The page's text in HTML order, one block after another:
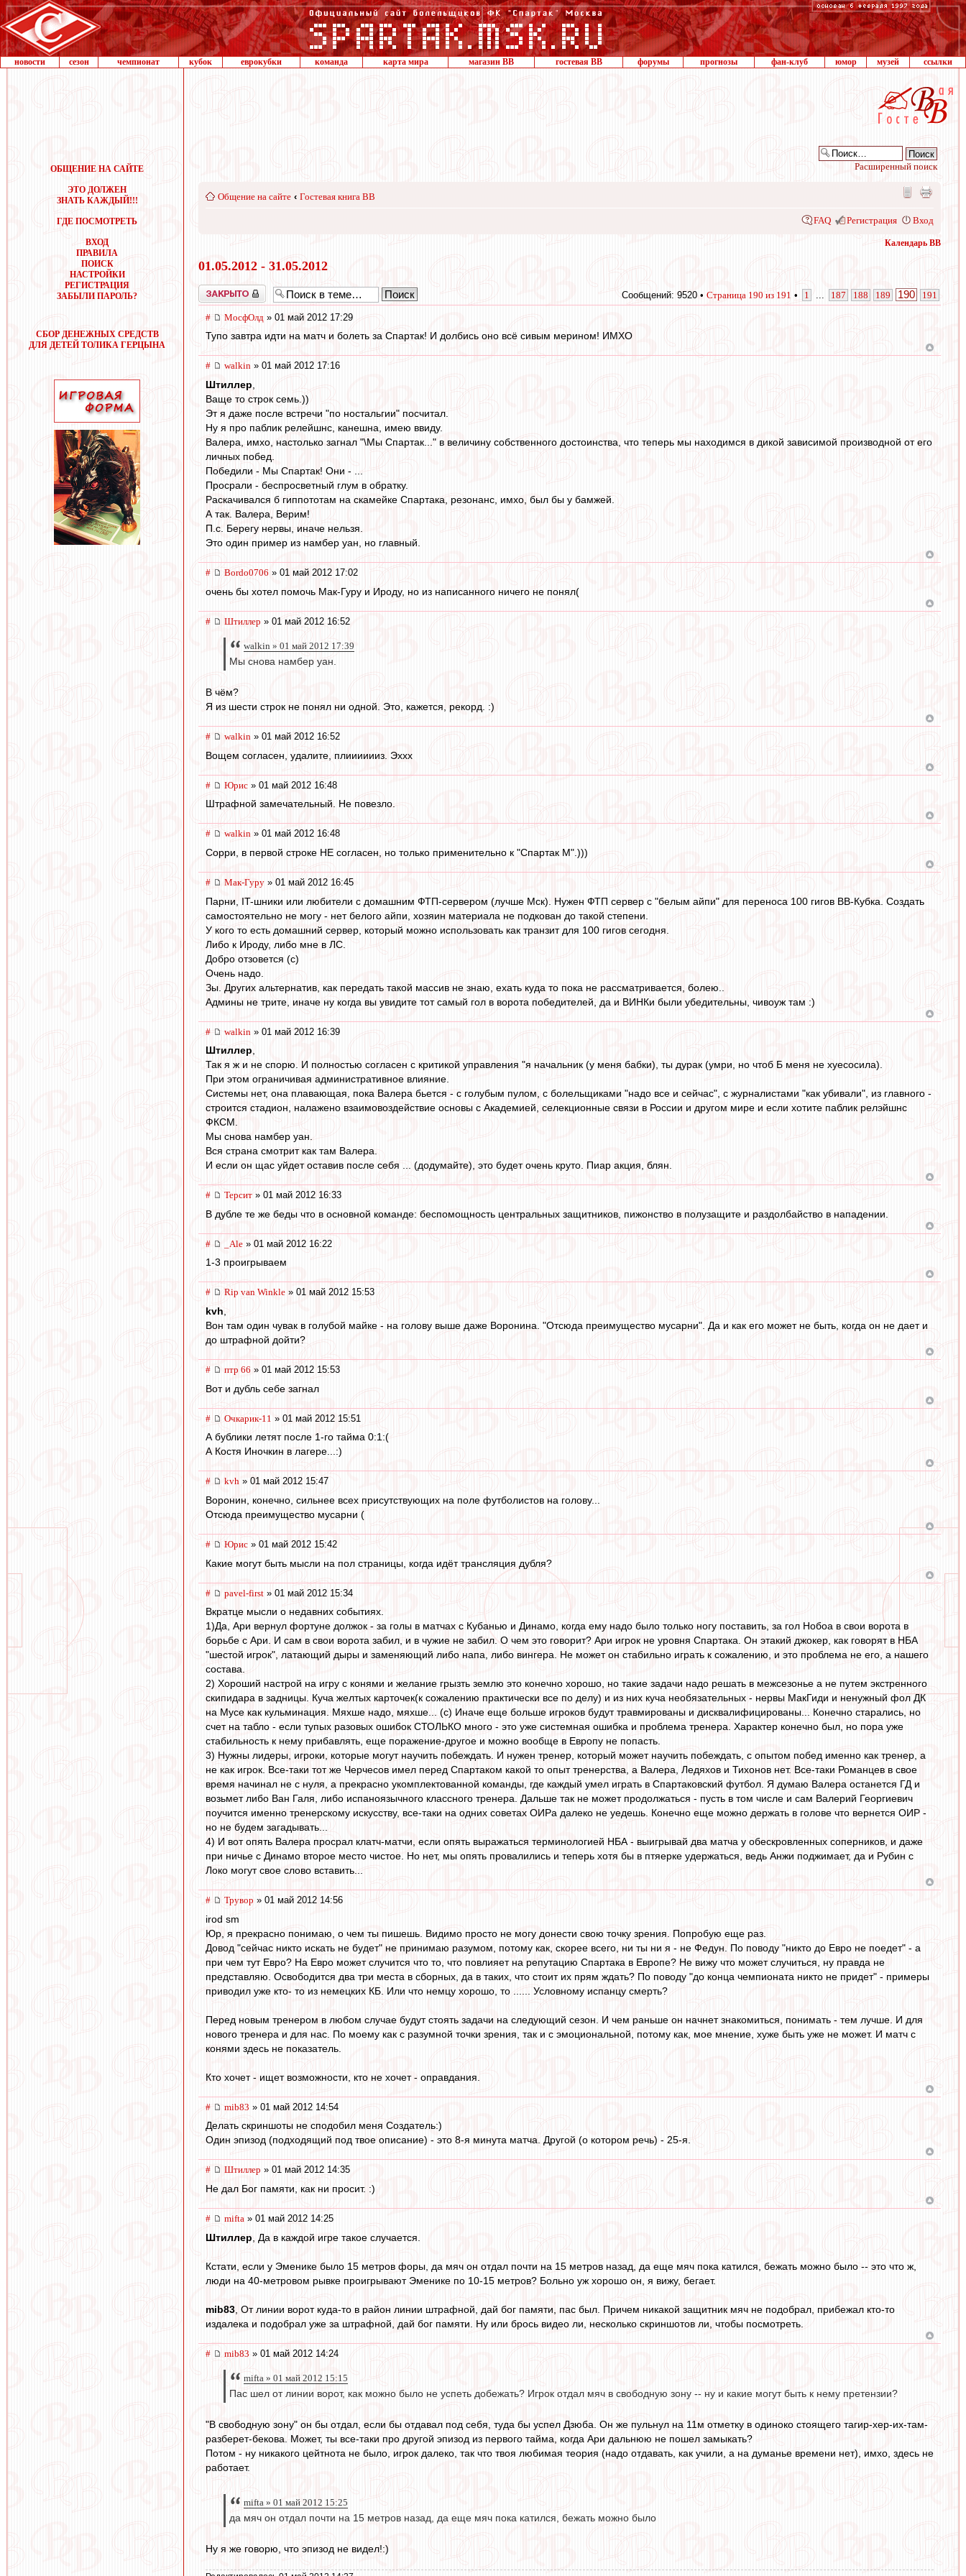
новости сезон чемпионат кубок еврокубки команда карта мира магазин ВВ гостевая ВВ форумы прогнозы фан-клуб юмор музей ссылки
ОБЩЕНИЕ НА САЙТЕ
ЭТО ДОЛЖЕН
ЗНАТЬ КАЖДЫЙ!!!
ГДЕ ПОСМОТРЕТЬ
ВХОД
ПРАВИЛА
ПОИСК
НАСТРОЙКИ
РЕГИСТРАЦИЯ
ЗАБЫЛИ ПАРОЛЬ?
СБОР ДЕНЕЖНЫХ СРЕДСТВ
ДЛЯ ДЕТЕЙ ТОЛИКА ГЕРЦЫНА
Расширенный поиск
Общение на сайте ‹ Гостевая книга ВВ
FAQ Регистрация Вход
Календарь ВВ
01.05.2012 - 31.05.2012
Закрыто Сообщений: 9520 • Страница 190 из 191 • 1 187 188 189 190 191
# МосфОлд » 01 май 2012 17:29
Тупо завтра идти на матч и болеть за Спартак! И долбись оно всё сивым мерином! ИМХО
# walkin » 01 май 2012 17:16
Штиллер
Ваще то строк семь.))
Эт я даже после встречи "по ностальгии" посчитал.
Ну я про паблик релейшнс, канешна, имею ввиду.
Валера, имхо, настолько загнал "\Мы Спартак..." в величину собственного достоинства, что теперь мы находимся в дикой зависимой производной от его
личных побед.
Победили - Мы Спартак! Они - ...
Просрали - беспросветный глум в обратку.
Раскачивался б гиппототам на скамейке Спартака, резонанс, имхо, был бы у бамжей.
А так. Валера, Верим!
П.с. Берегу нервы, иначе нельзя.
Это один пример из намбер уан, но главный.
# Bordo0706 » 01 май 2012 17:02
очень бы хотел помочь Мак-Гуру и Ироду, но из написанного ничего не понял(
# Штиллер » 01 май 2012 16:52
walkin » 01 май 2012 17:39
Мы снова намбер уан.
В чём?
Я из шести строк не понял ни одной. Это, кажется, рекорд. :)
# walkin » 01 май 2012 16:52
Вощем согласен, удалите, плииииииз. Эххх
# Юрис » 01 май 2012 16:48
Штрафной замечательный. Не повезло.
# walkin » 01 май 2012 16:48
Сорри, в первой строке НЕ согласен, но только применительно к "Спартак М".)))
# Мак-Гуру » 01 май 2012 16:45
Парни, IT-шники или любители с домашним ФТП-сервером (лучше Мск). Нужен ФТП сервер с "белым айпи" для переноса 100 гигов ВВ-Кубка. Создать
самостоятельно не могу - нет белого айпи, хозяин материала не подкован до такой степени.
У кого то есть домашний сервер, который можно использовать как транзит для 100 гигов сегодня.
Либо к Ироду, либо мне в ЛС.
Добро отзовется (с)
Очень надо.
Зы. Других альтернатив, как передать такой массив не знаю, ехать куда то пока не рассматривается, болею..
Админы не трите, иначе ну когда вы увидите тот самый гол в ворота победителей, да и ВИНКи были убедительны, чивоуж там :)
# walkin » 01 май 2012 16:39
Штиллер,
Так я ж и не спорю. И полностью согласен с критикой управления "я начальник (у меня бабки), ты дурак (умри, но чтоб Б меня не хуесосила).
При этом ограничивая административное влияние.
Системы нет, она плавающая, пока Валера бьется - с голубым пулом, с болельщиками "надо все и сейчас", с журналистами "как убивали", из главного -
строится стадион, налажено взаимовоздействие основы с Академией, селекционные связи в России и другом мире и если хотите паблик релэйшнс
ФКСМ.
Мы снова намбер уан.
Вся страна смотрит как там Валера.
И если он щас уйдет оставив после себя ... (додумайте), это будет очень круто. Пиар акция, блян.
# Терсит » 01 май 2012 16:33
В дубле те же беды что в основной команде: беспомощность центральных защитников, пижонство в полузащите и раздолбайство в нападении.
# _Ale » 01 май 2012 16:22
1-3 проигрываем
# Rip van Winkle » 01 май 2012 15:53
kvh
Вон там один чувак в голубой майке - на голову выше даже Воронина. "Отсюда преимущество мусарни". Да и как его может не быть, когда он не дает и
до штрафной дойти?
# птр 66 » 01 май 2012 15:53
Вот и дубль себе загнал
# Очкарик-11 » 01 май 2012 15:51
А бублики летят после 1-го тайма 0:1:(
А Костя Иночкин в лагере...:)
# kvh » 01 май 2012 15:47
Воронин, конечно, сильнее всех присутствующих на поле футболистов на голову...
Отсюда преимущество мусарни (
# Юрис » 01 май 2012 15:42
Какие могут быть мысли на пол страницы, когда идёт трансляция дубля?
# pavel-first » 01 май 2012 15:34
Вкратце мысли о недавних событиях.
1)Да, Ари вернул фортуне должок - за голы в матчах с Кубанью и Динамо, когда ему надо было только ногу поставить, за гол Нобоа в свои ворота в
борьбе с Ари. И сам в свои ворота забил, и в чужие не забил. О чем это говорит? Ари игрок не уровня Спартака. Он этакий джокер, как говорят в НБА
"шестой игрок", латающий дыры и заменяющий либо напа, либо вингера. Не может он стабильно играть к сожалению, и это проблема не его, а нашего
состава.
2) Хороший настрой на игру с конями и желание грызть землю это конечно хорошо, но такие задачи надо решать в межсезонье а не путем экстренного
скипидара в задницы. Куча желтых карточек(к сожалению практически все по делу) и из них куча необязательных - нервы МакГиди и ненужный фол ДК
на Мусе как кульминация. Мяхше надо, мяхше... (с) Иначе еще больше игроков будут травмированы и дисквалифицированы... Конечно старались, но
счет на табло - если тупых разовых ошибок СТОЛЬКО много - это уже системная ошибка и проблема тренера. Характер конечно был, но пора уже
стабильность к нему прибавлять, еще поражение-другое и можно вообще в Европу не попасть.
3) Нужны лидеры, игроки, которые могут научить побеждать. И нужен тренер, который может научить побеждать, с опытом побед именно как тренер, а
не как игрок. Все-таки тот же Черчесов имел перед Спартаком какой то опыт тренерства, а Валера, Ледяхов и Тихонов нет. Все-таки Романцев в свое
время начинал не с нуля, а прекрасно укомплектованной команды, где каждый умел играть в Спартаковский футбол. Я думаю Валера останется ГД и
возьмет либо Ван Галя, либо испаноязычного классного тренера. Дальше так не может продолжаться - пусть в том числе и сам Валерий Георгиевич
поучится именно тренерскому искусству, все-таки на одних советах ОИРа далеко не уедешь. Конечно еще можно держать в голове что вернется ОИР -
но не будем загадывать...
4) И вот опять Валера просрал клатч-матчи, если опять выражаться терминологией НБА - выигрывай два матча у обескровленных соперников, и даже
при ничье с Динамо второе место чистое. Но нет, мы опять провалились и теперь хотя бы в птяерке удержаться, ведь Анжи поджимает, да и Рубин с
Локо могут свое слово вставить...
# Трувор » 01 май 2012 14:56
irod sm
Юр, я прекрасно понимаю, о чем ты пишешь. Видимо просто не могу донести свою точку зрения. Попробую еще раз.
Довод "сейчас никто искать не будет" не принимаю разумом, потому как, скорее всего, ни ты ни я - не Федун. По поводу "никто до Евро не поедет" - а
при чем тут Евро? На Евро может случится что то, что повлияет на репутацию Спартака в Европе? Не вижу что может случиться, ну правда не
представляю. Освободится два три места в сборных, да в таких, что стоит их прям ждать? По поводу "до конца чемпионата никто не придет" - примеры
приводил уже кто- то из немецких КБ. Или что немцу хорошо, то ...... Условному испанцу смерть?
Перед новым тренером в любом случае будут стоять задачи на следующий сезон. И чем раньше он начнет знакомиться, понимать - тем лучше. И для
нового тренера и для нас. По моему как с разумной точки зрения, так и с эмоциональной, потому как, мое мнение, хуже быть уже не может. И матч с
конями здесь не показатель.
Кто хочет - ищет возможности, кто не хочет - оправдания.
# mib83 » 01 май 2012 14:54
Делать скриншоты не сподобил меня Создатель:)
Один эпизод (подходящий под твое описание) - это 8-я минута матча. Другой (о котором речь) - 25-я.
# Штиллер » 01 май 2012 14:35
Не дал Бог памяти, как ни просит. :)
# mifta » 01 май 2012 14:25
Штиллер , Да в каждой игре такое случается.
Кстати, если у Эменике было 15 метров форы, да мяч он отдал почти на 15 метров назад, да еще мяч пока катился, бежать можно было -- это что ж,
люди на 40-метровом рывке проигрывают Эменике по 10-15 метров? Больно уж хорошо он, я вижу, бегает.
mib83 , От линии ворот куда-то в район линии штрафной, дай бог памяти, пас был. Причем никакой защитник мяч не подобрал, прибежал кто-то
издалека и подобрал уже за штрафной, дай бог памяти. Ну или брось видео ли, несколько скриншотов ли, чтобы посмотреть.
# mib83 » 01 май 2012 14:24
mifta » 01 май 2012 15:15
Пас шел от линии ворот, как можно было не успеть добежать? Игрок отдал мяч в свободную зону -- ну и какие могут быть к нему претензии?
"В свободную зону" он бы отдал, если бы отдавал под себя, туда бы успел Дзюба. Он же пульнул на 11м отметку в одиноко стоящего тагир-хер-их-там-
разберет-бекова. Может, ты все-таки про другой эпизод из первого тайма, когда Ари дальнюю не пошел замыкать?
Потом - ну никакого цейтнота не было, игрок далеко, так что твоя любимая теория (надо отдавать, как учили, а на думанье времени нет), имхо, здесь не
работает.
mifta » 01 май 2012 15:25
да мяч он отдал почти на 15 метров назад, да еще мяч пока катился, бежать можно было
Ну я же говорю, что эпизод не видел!:)